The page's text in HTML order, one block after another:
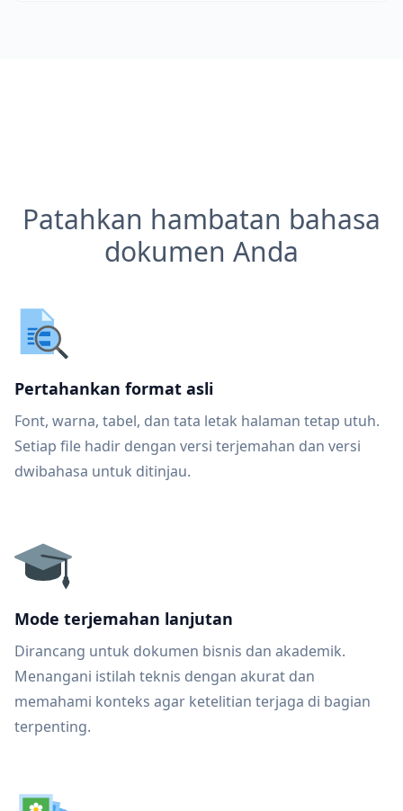
Patahkan hambatan bahasa
dokumen Anda
Pertahankan format asli
Font, warna, tabel, dan tata letak halaman tetap utuh.
Setiap file hadir dengan versi terjemahan dan versi
dwibahasa untuk ditinjau.
Mode terjemahan lanjutan
Dirancang untuk dokumen bisnis dan akademik.
Menangani istilah teknis dengan akurat dan
memahami konteks agar ketelitian terjaga di bagian
terpenting.